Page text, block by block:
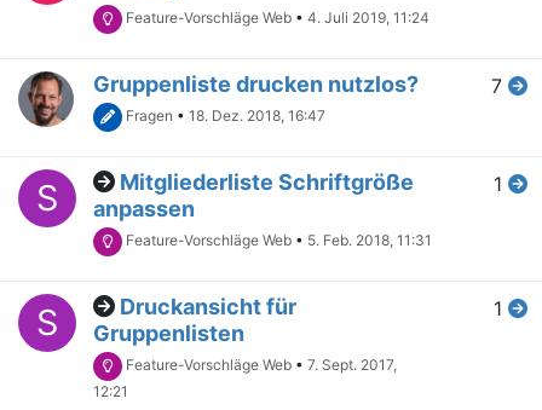
Feature-Vorschläge Web • 4. Juli 2019, 11:24
Gruppenliste drucken nutzlos?
Fragen • 18. Dez. 2018, 16:47
7
S
Mitgliederliste Schriftgröße
anpassen
Feature-Vorschläge Web • 5. Feb. 2018, 11:31
1
S
Druckansicht für
Gruppenlisten
Feature-Vorschläge Web • 7. Sept. 2017,
12:21
1